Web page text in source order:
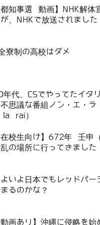
都知事選 動画】NHK解体
、NHKで放送されました
寮制の高校はダメ
年代、CSでやってたイタ
思議な番組ノン・エ・ラ
rai）
在校生向け】672年 壬申
の場所に行ってきました
いよ日本でもレッドパー
るのかな？
動画あり】沖縄に侵略を始